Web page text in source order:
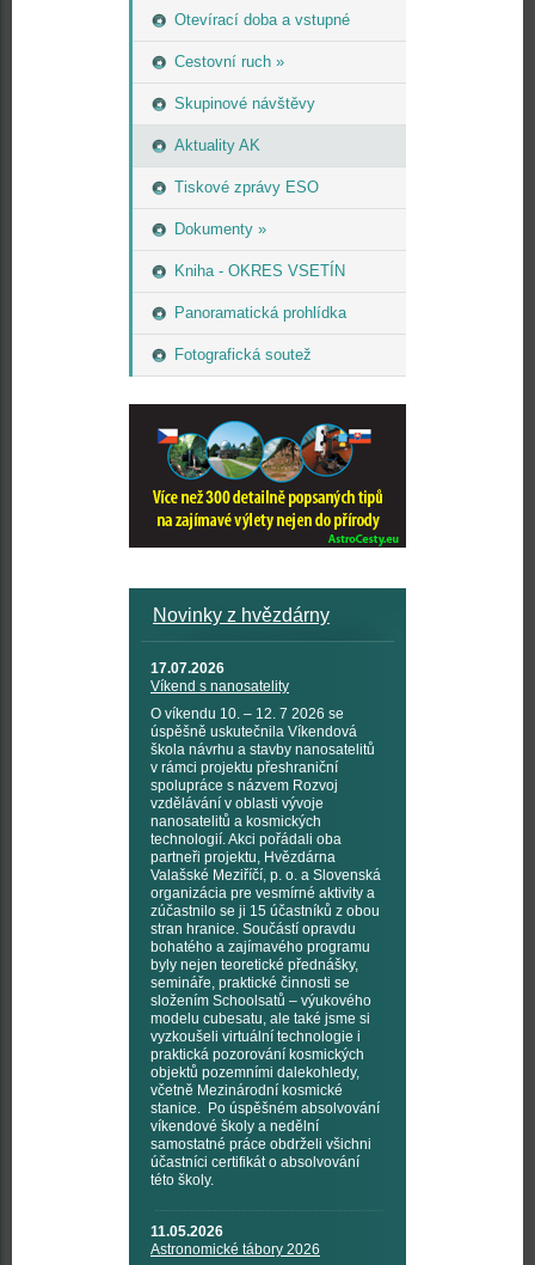
Otevírací doba a vstupné
Cestovní ruch »
Skupinové návštěvy
Aktuality AK
Tiskové zprávy ESO
Dokumenty »
Kniha - OKRES VSETÍN
Panoramatická prohlídka
Fotografická soutež
Novinky z hvězdárny
17.07.2026
Víkend s nanosatelity
O víkendu 10. – 12. 7 2026 se
úspěšně uskutečnila Víkendová
škola návrhu a stavby nanosatelitů
v rámci projektu přeshraniční
spolupráce s názvem Rozvoj
vzdělávání v oblasti vývoje
nanosatelitů a kosmických
technologií. Akci pořádali oba
partneři projektu, Hvězdárna
Valašské Meziříčí, p. o. a Slovenská
organizácia pre vesmírné aktivity a
zúčastnilo se ji 15 účastníků z obou
stran hranice. Součástí opravdu
bohatého a zajímavého programu
byly nejen teoretické přednášky,
semináře, praktické činnosti se
složením Schoolsatů – výukového
modelu cubesatu, ale také jsme si
vyzkoušeli virtuální technologie i
praktická pozorování kosmických
objektů pozemními dalekohledy,
včetně Mezinárodní kosmické
stanice. Po úspěšném absolvování
víkendové školy a nedělní
samostatné práce obdrželi všichni
účastníci certifikát o absolvování
této školy.
11.05.2026
Astronomické tábory 2026